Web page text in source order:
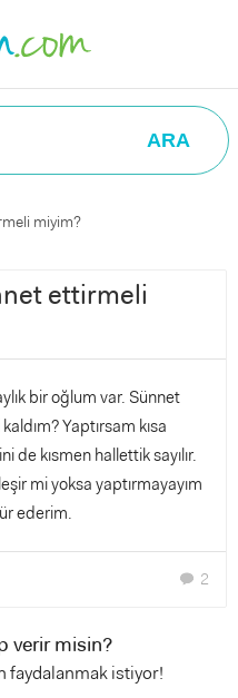
ARA
miyim?
ettirmeli
bir oğlum var. Sünnet
Yaptırsam kısa
de kısmen hallettik sayılır.
mi yoksa yaptırmayayım
ederim.
chat 2
verir misin?
faydalanmak istiyor!